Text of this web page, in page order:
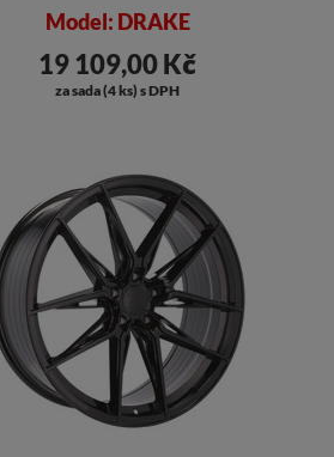
Model: DRAKE
19 109,00 Kč
za sada (4 ks) s DPH